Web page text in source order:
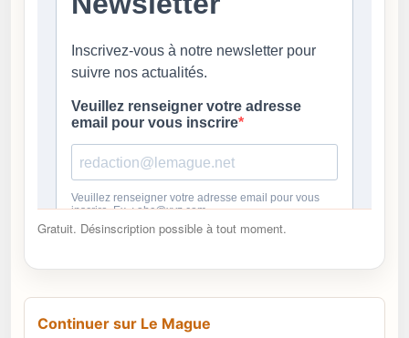
Gratuit. Désinscription possible à tout moment.
Continuer sur Le Mague